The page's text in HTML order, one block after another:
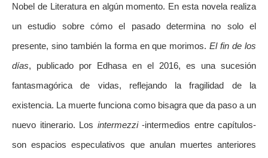
Nobel de Literatura en algún momento. En esta novela realiza
un estudio sobre cómo el pasado determina no solo el
presente, sino también la forma en que morimos.El fin de los
días, publicado por Edhasa en el 2016, es una sucesión
fantasmagórica de vidas, reflejando la fragilidad de la
existencia. La muerte funciona como bisagra que da paso a un
nuevo itinerario. Los intermezzi-intermedios entre capítulos-
son espacios especulativos que anulan muertes anteriores